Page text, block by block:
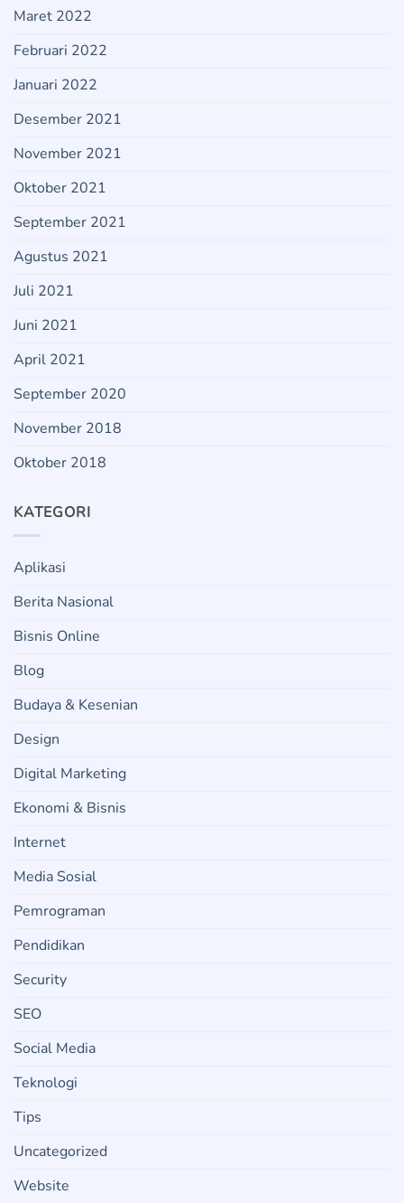
Maret 2022
Februari 2022
Januari 2022
Desember 2021
November 2021
Oktober 2021
September 2021
Agustus 2021
Juli 2021
Juni 2021
April 2021
September 2020
November 2018
Oktober 2018
KATEGORI
Aplikasi
Berita Nasional
Bisnis Online
Blog
Budaya & Kesenian
Design
Digital Marketing
Ekonomi & Bisnis
Internet
Media Sosial
Pemrograman
Pendidikan
Security
SEO
Social Media
Teknologi
Tips
Uncategorized
Website